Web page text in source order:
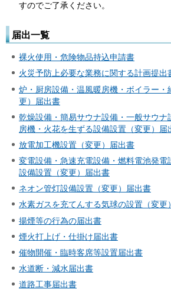
すのでご了承ください。
届出一覧
裸火使用・危険物品持込申請書
火災予防上必要な業務に関する計画提出
炉・厨房設備・温風暖房機・ボイラー・
更）届出書
乾燥設備・簡易サウナ設備・一般サウナ
房機・火花を生ずる設備設置（変更）届
放電加工機設置（変更）届出書
変電設備・急速充電設備・燃料電池発
設備設置（変更）届出書
ネオン管灯設備設置（変更）届出書
水素ガスを充てんする気球の設置（変更
揚煙等の行為の届出書
煙火打上げ・仕掛け届出書
催物開催・臨時客席等設置届出書
水道断・減水届出書
道路工事届出書